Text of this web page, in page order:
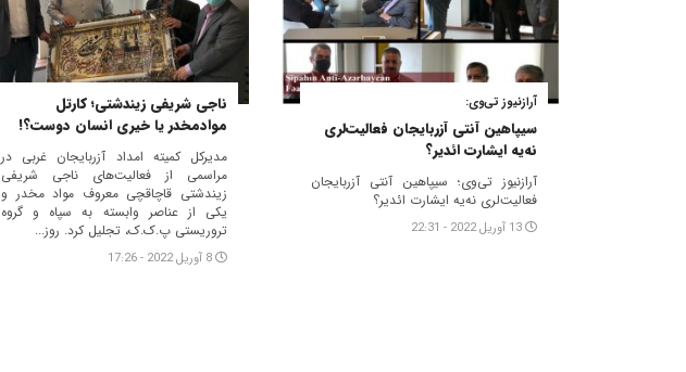
آرازنیوز تی‌وی:
سیپاهین آنتی آزربایجان فعالیت‌لری
نه‌یه ایشارت ائدیر؟
آرازنیوز تی‌وی؛ سیپاهین آنتی آزربایجان
فعالیت‌لری نه‌یه ایشارت ائدیر؟
13 آوریل 2022 - 22:31
ناجی شریفی زیندشتی؛ کارتل
موادمخدر یا خیری انسان دوست؟!
مدیرکل کمیته امداد آزربایجان غربی در
مراسمی از فعالیت‌های ناجی شریفی
زیندشتی قاچاقچی معروف مواد مخدر و
یکی از عناصر وابسته به سپاه و گروه
تروریستی پ.ک.ک، تجلیل کرد. روز...
8 آوریل 2022 - 17:26